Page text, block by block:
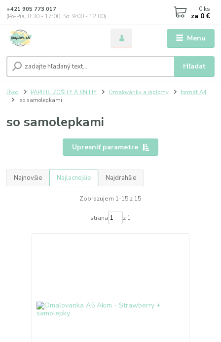
Menu
Hľadať
+421 905 773 017
(Po-Pia, 8:30 - 17:00, So: 9:00 - 12:00)
0 ks
za 0 €
Úvod PAPIER, ZOŠITY A KNIHY Omaľovánky a diplomy
formát A4
so samolepkami
so samolepkami
Upresniť parametre
Najnovšie Najlacnejšie Najdrahšie
Zobrazujem 1-15 z 15
strana z 1